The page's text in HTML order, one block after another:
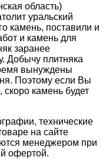
область)
уральский
камень, поставили и
и камень для
заранее
Добычу плитняка
вынуждены
Поэтому если Вы
скоро камень будет
технические
на сайте
менеджером при
офертой.